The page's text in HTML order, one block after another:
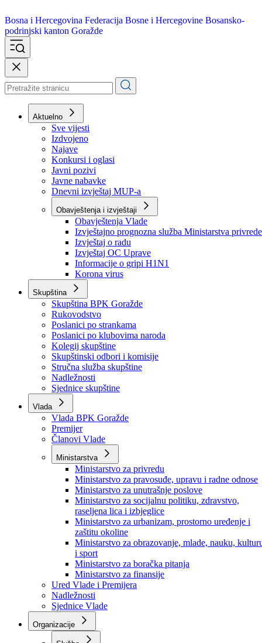
Bosna i Hercegovina
podrinjski kanton Goražde
Aktuelno
Sve vijesti
Izdvojeno
Najave
Konkursi i oglasi
Javni pozivi
Javne nabavke
Dnevni izvještaj MUP-a
Obavještenja i izvještaji
Obavještenja Vlade
Izvještajno prognozna služba Ministarstva privrede
Izvještaj o radu
Izvještaj OC Uprave
Informacije o gripi H1N1
Korona virus
Skupština
Skupština BPK Goražde
Rukovodstvo
Poslanici po strankama
Poslanici po klubovima naroda
Kolegij skupštine
Skupštinski odbori i komisije
Stručna služba skupštine
Nadležnosti
Sjednice skupštine
Vlada
Vlada BPK Goražde
Premijer
Članovi Vlade
Ministarstva
Ministarstvo za privredu
Ministarstvo za pravosuđe, upravu i radne odnose
Ministarstvo za unutrašnje poslove
Ministarstvo za socijalnu politiku, zdravstvo,
raseljena lica i izbjeglice
Ministarstvo za urbanizam, prostorno uređenje i
zaštitu okoline
Ministarstvo za obrazovanje, mlade, nauku,
i sport
Ministarstvo za boračka pitanja
Ministarstvo za finansije
Ured Vlade i Premijera
Nadležnosti
Sjednice Vlade